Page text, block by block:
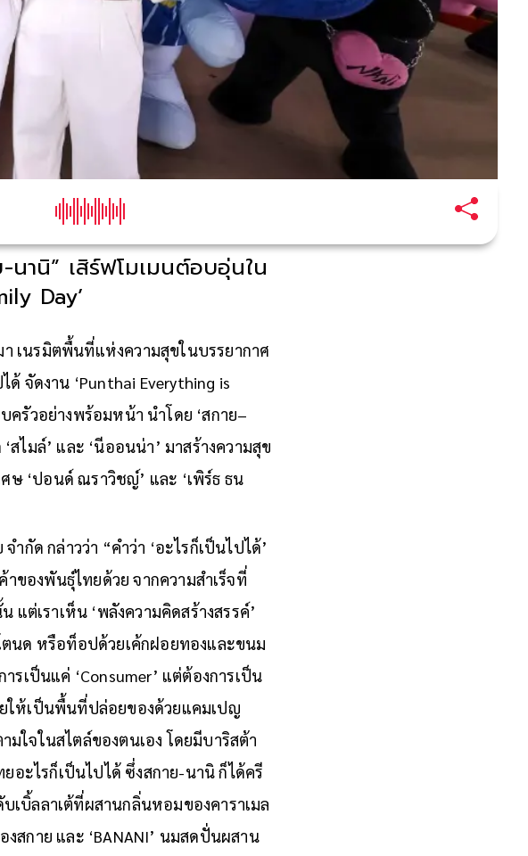
นิ” เสิร์ฟโมเมนต์อบอุ่นใน
Day’
นรมิตพื้นที่แห่งความสุขในบรรยากาศ
จัดงาน ‘Punthai Everything is
ครัวอย่างพร้อมหน้า นำโดย ‘สกาย–
มล์’ และ ‘นีออนน่า’ มาสร้างความสุข
‘ปอนด์ ณราวิชญ์’ และ ‘เพิร์ธ ธน
ด กล่าวว่า “คำว่า ‘อะไรก็เป็นไปได้’
ของพันธุ์ไทยด้วย จากความสำเร็จที่
ต่เราเห็น ‘พลังความคิดสร้างสรรค์’
นด หรือท็อปด้วยเค้กฝอยทองและขนม
เป็นแค่ ‘Consumer’ แต่ต้องการเป็น
ยให้เป็นพื้นที่ปล่อยของด้วยแคมเปญ
มใจในสไตล์ของตนเอง โดยมีบาริสต้า
อะไรก็เป็นไปได้ ซึ่งสกาย-นานิ ก็ได้ครี
บเบิ้ลลาเต้ที่ผสานกลิ่นหอมของคาราเมล
กาย และ ‘BANANI’ นมสดปั่นผสาน